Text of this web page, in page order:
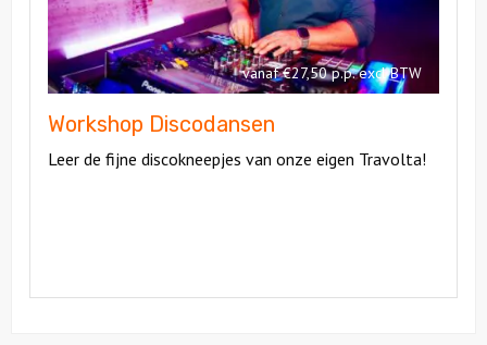
vanaf €27,50 p.p. excl BTW
Workshop Discodansen
Leer de fijne discokneepjes van onze eigen Travolta!